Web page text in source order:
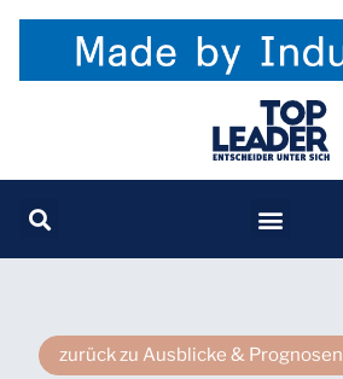
zurück zu Ausblicke & Prognosen